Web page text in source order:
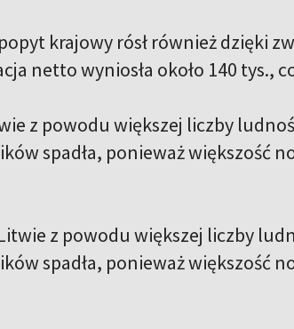
krajowy rósł również dzięki
netto wyniosła około 140 tys.,
z powodu większej liczby
spadła, ponieważ większość
z powodu większej liczby
spadła, ponieważ większość